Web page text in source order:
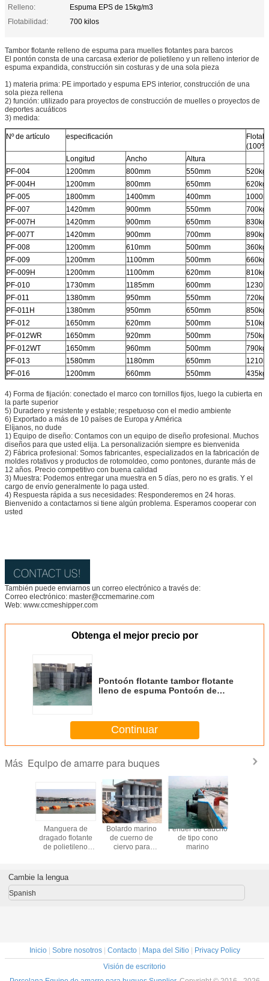
Relleno:
Espuma EPS de 15kg/m3
Flotabilidad:
700 kilos
Tambor flotante relleno de espuma para muelles flotantes para barcos
El pontón consta de una carcasa exterior de polietileno y un relleno interior de
espuma expandida, construcción sin costuras y de una sola pieza
1) materia prima: PE importado y espuma EPS interior, construcción de una
sola pieza rellena
2) función: utilizado para proyectos de construcción de muelles o proyectos de
deportes acuáticos
3) medida:
Nº de artículo especificación
Longitud
Ancho
Altura
PF-004
1200mm 800mm 550mm
520kg
PF-004H
1200mm 800mm 650mm
620kg
PF-005
1800mm 1400mm 400mm
PF-007
1420mm 900mm 550mm
700kg
PF-007H
1420mm 900mm 650mm
830kg
PF-007T
1420mm 900mm 700mm
890kg
PF-008
1200mm 610mm 500mm
360kg
PF-009
1200mm 1100mm 500mm
660kg
PF-009H
1200mm 1100mm 620mm
810kg
PF-010
1730mm 1185mm 600mm
PF-011
1380mm 950mm 550mm
720kg
PF-011H
1380mm 950mm 650mm
850kg
PF-012
1650mm 620mm 500mm
510kg
PF-012WR
1650mm 920mm 500mm
750kg
PF-012WT
1650mm 960mm 500mm
790kg
PF-013
1580mm 1180mm 650mm
PF-016
1200mm 660mm 550mm 435kg
4) Forma de fijación: conectado el marco con tornillos fijos, luego la cubierta en
la parte superior
5) Duradero y resistente y estable; respetuoso con el medio ambiente
6) Exportado a más de 10 países de Europa y América
Elíjanos, no dude
1) Equipo de diseño: Contamos con un equipo de diseño profesional. Muchos
diseños para que usted elija. La personalización siempre es bienvenida
2) Fábrica profesional: Somos fabricantes, especializados en la fabricación de
moldes rotativos y productos de rotomoldeo, como pontones, durante más de
12 años. Precio competitivo con buena calidad
3) Muestra: Podemos entregar una muestra en 5 días, pero no es gratis. Y el
cargo de envío generalmente lo paga usted.
4) Respuesta rápida a sus necesidades: Responderemos en 24 horas.
Bienvenido a contactarnos si tiene algún problema. Esperamos cooperar con
usted
También puede enviarnos un correo electrónico a través de:
Correo electrónico: master@ccmemarine.com
Web: www.ccmeshipper.com
Obtenga el mejor precio por
Pontoón flotante tambor flotante
lleno de espuma Pontoón de
Continuar
Más Equipo de amarre para buques
Manguera de
dragado flotante
de polietileno
Bolardo marino
de cuerno de
ciervo para
Fender de caucho
de tipo cono
marino
Cambie la lengua
Spanish
Inicio| Sobre nosotros| Contacto| Mapa del Sitio| Privacy Policy
Visión de escritorio